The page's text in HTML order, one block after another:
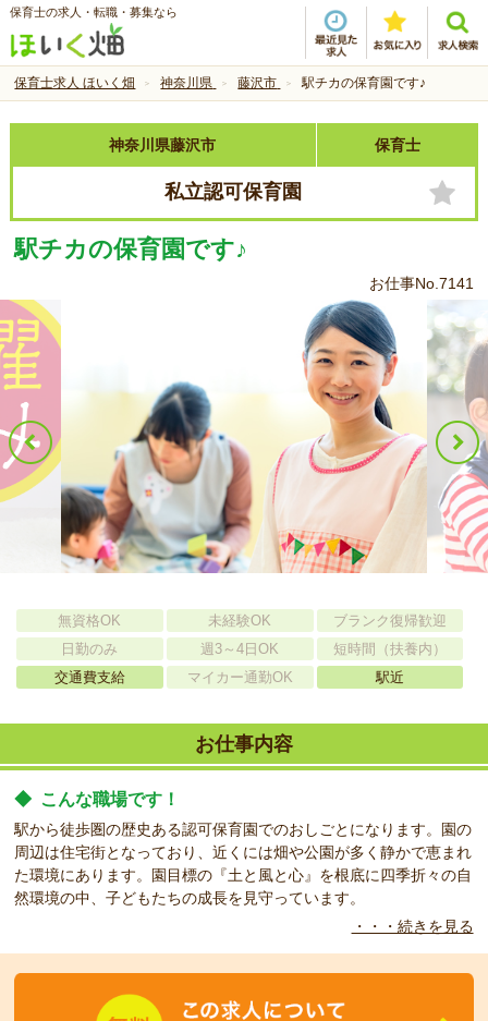
保育士の求人・転職・募集なら
保育士求人 ほいく畑 神奈川県 藤沢市 駅チカの保育園です♪
神奈川県藤沢市 保育士
私立認可保育園
駅チカの保育園です♪
お仕事No.7141
無資格OK 未経験OK
ブランク復帰歓迎
日勤のみ
週3～4日OK
短時間（扶養内）
交通費支給
マイカー通勤OK 駅近
お仕事内容
◆ こんな職場です！
駅から徒歩圏の歴史ある認可保育園でのおしごとになります。園の
周辺は住宅街となっており、近くには畑や公園が多く静かで恵まれ
た環境にあります。園目標の『土と風と心』を根底に四季折々の自
然環境の中、子どもたちの成長を見守っています。
・・・続きを見る